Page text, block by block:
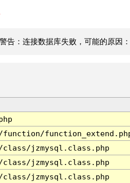
告：连接数据库失败，可能的原因
function/
class/jzmysql.class.php
class/jzmysql.class.php
class/jzmysql.class.php